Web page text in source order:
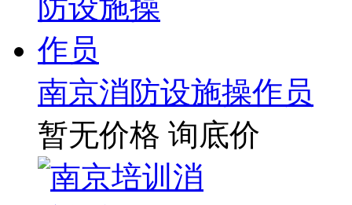
南京消防设施操作员
暂无价格 询底价